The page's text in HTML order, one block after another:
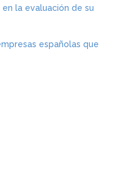
la evaluación de su
españolas que